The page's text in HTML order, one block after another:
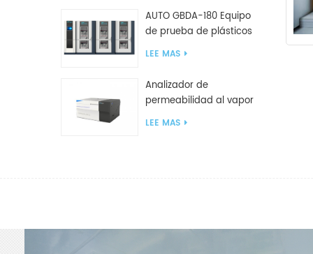
AUTO GBDA-180 Equipo
de prueba de plásticos
para degradación de
LEE MAS
Analizador de
permeabilidad al vapor
de agua W812 (método
LEE MAS